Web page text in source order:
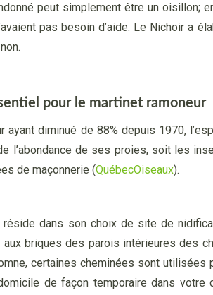
peut simplement être un oisillon;
pas besoin d’aide. Le Nichoir a
pour le martinet ramoneur
ayant diminué de 88% depuis 1970,
l’abondance de ses proies, soit les
de maçonnerie (QuébecOiseaux).
réside dans son choix de site de
aux briques des parois intérieures des
certaines cheminées sont
de façon temporaire dans